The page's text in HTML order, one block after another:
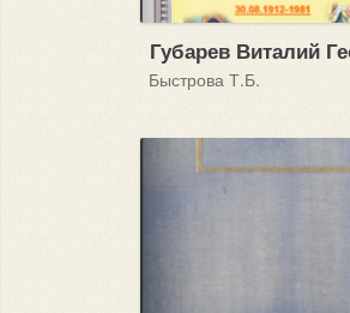
Быстрова Т.Б.